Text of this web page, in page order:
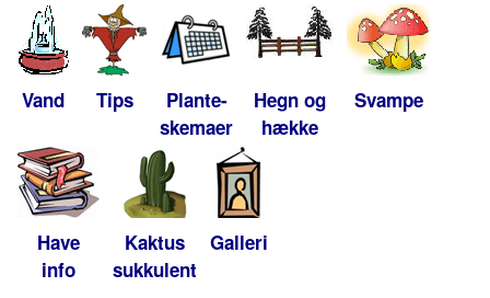
Vand Tips
Plante-
skemaer
Hegn og
hække
Svampe
Have
info
Kaktus
sukkulent
Galleri